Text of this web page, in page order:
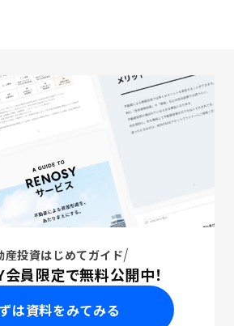
産投資はじめてガイド
員限定で無料公開中！
は資料をみてみる